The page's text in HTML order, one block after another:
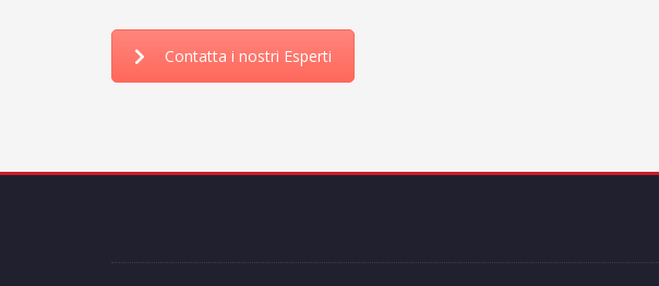
Contatta i nostri Esperti